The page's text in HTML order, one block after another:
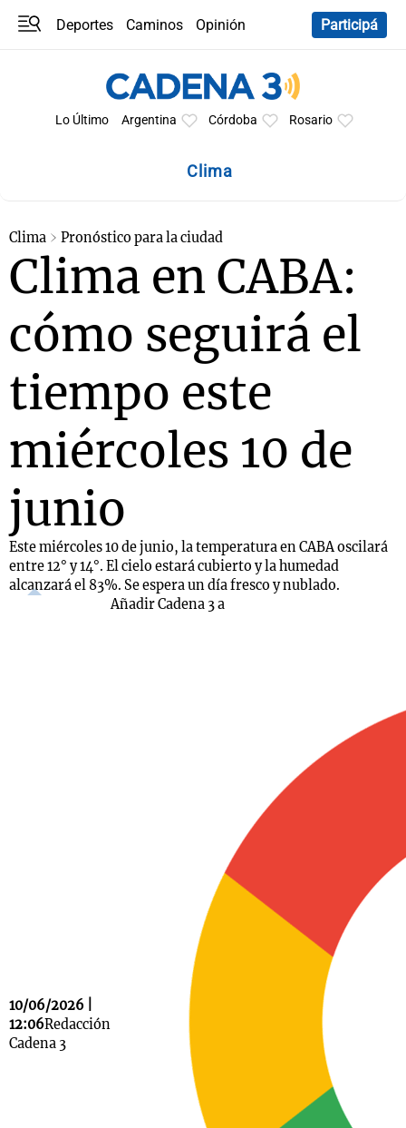
Deportes Caminos
Opinión
Participá
Lo Último Argentina Córdoba Rosario
Clima
Clima Pronóstico para la ciudad
Clima en CABA:
cómo seguirá el
tiempo este
miércoles 10 de
junio
Este miércoles 10 de junio, la temperatura en CABA oscilará
entre 12° y 14°. El cielo estará cubierto y la humedad
alcanzará el 83%. Se espera un día fresco y nublado.
10/06/2026 |
12:06Redacción
Cadena 3
Añadir Cadena 3 a
Mundial 2026
La Sole en
Cadena 3